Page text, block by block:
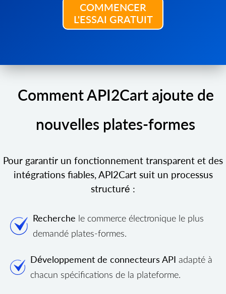
COMMENCER
L'ESSAI GRATUIT
Comment API2Cart ajoute de
nouvelles plates-formes
Pour garantir un fonctionnement transparent et des
intégrations fiables, API2Cart suit un processus
structuré :
Recherche le commerce électronique le plus
demandé plates-formes.
Développement de connecteurs API adapté à
chacun spécifications de la plateforme.